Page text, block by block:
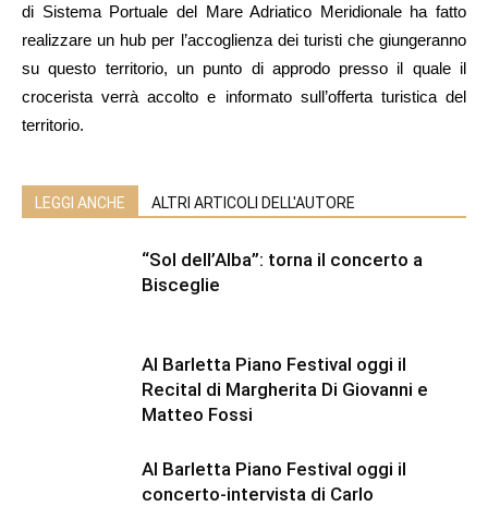
di Sistema Portuale del Mare Adriatico Meridionale ha fatto
realizzare un hub per l’accoglienza dei turisti che giungeranno
su questo territorio, un punto di approdo presso il quale il
crocerista verrà accolto e informato sull’offerta turistica del
territorio.
LEGGI ANCHE ALTRI ARTICOLI DELL'AUTORE
“Sol dell’Alba”: torna il concerto a
Bisceglie
Al Barletta Piano Festival oggi il
Recital di Margherita Di Giovanni e
Matteo Fossi
Al Barletta Piano Festival oggi il
concerto-intervista di Carlo